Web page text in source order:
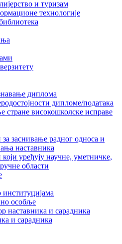
и туризам
технологије
диплома
дипломе/података
стране високошколске исправе
заснивање радног односа и
наставника
уређују научне, уметничке,
области
особље
наставника и сарадника
и сарадника